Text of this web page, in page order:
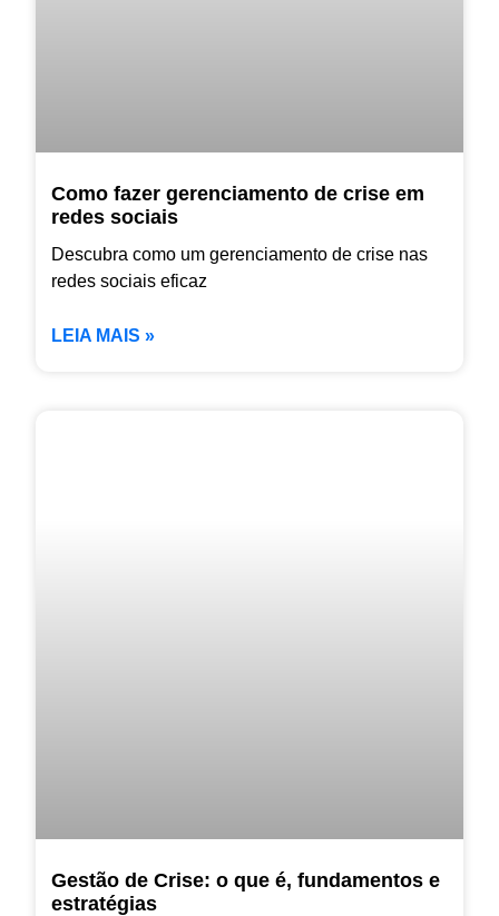
Como fazer gerenciamento de crise em
redes sociais
Descubra como um gerenciamento de crise nas
redes sociais eficaz
LEIA MAIS »
Gestão de Crise: o que é, fundamentos e
estratégias